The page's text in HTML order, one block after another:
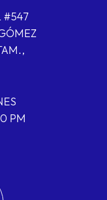
#547
PM